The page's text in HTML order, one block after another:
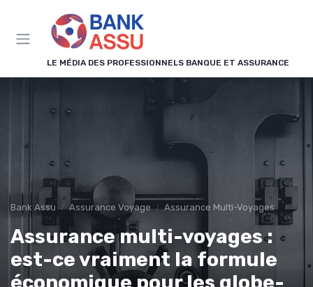
LE MÉDIA DES PROFESSIONNELS BANQUE ET ASSURANCE
Bank Assu Assurance Voyage Assurance Multi-Voyages
Assurance multi-voyages :
est-ce vraiment la formule